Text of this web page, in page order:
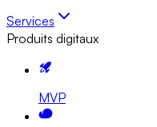
Services
Produits digitaux
MVP